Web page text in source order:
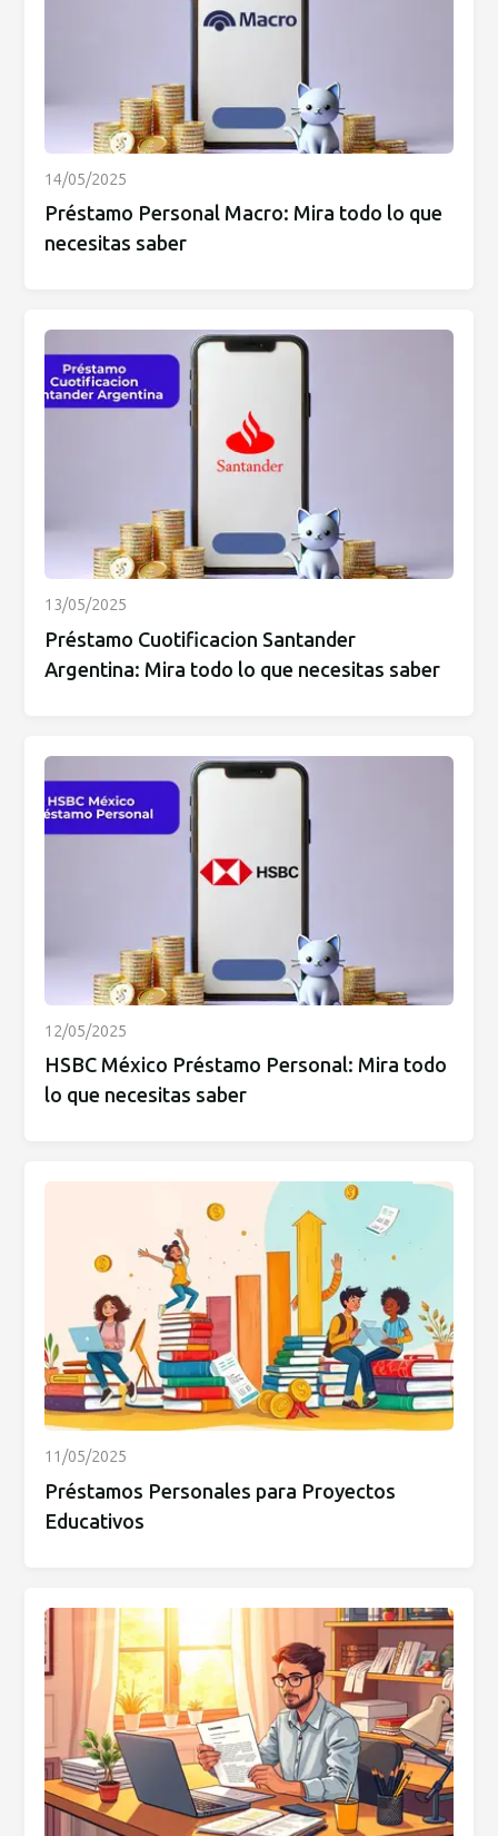
14/05/2025
Préstamo Personal Macro: Mira todo lo que
necesitas saber
13/05/2025
Préstamo Cuotificacion Santander
Argentina: Mira todo lo que necesitas saber
12/05/2025
HSBC México Préstamo Personal: Mira todo
lo que necesitas saber
11/05/2025
Préstamos Personales para Proyectos
Educativos